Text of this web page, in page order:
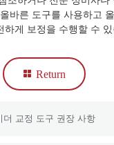
바른 도구를 사용하고
하게 보정을 수행할 수 있
Return
교정 도구 권장 사항